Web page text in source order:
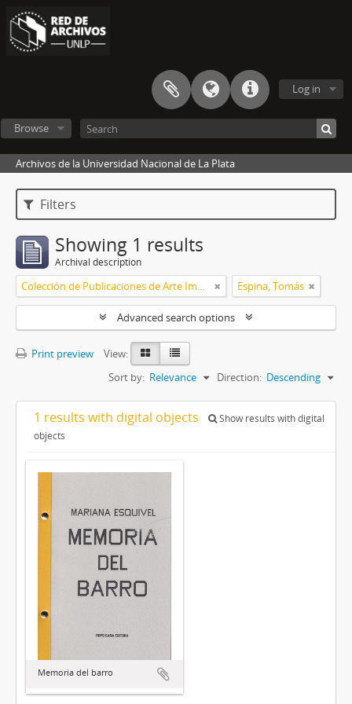
Log in
Browse
Archivos de la Universidad Nacional de La Plata
Filters
Showing 1 results
Archival description
Colección de Publicaciones de Arte Impreso Espina, Tomás
Advanced search options
Print preview
View:
Sort by: Relevance Direction: Descending
1 results with digital objects
Show results with digital
objects
Memoria del barro